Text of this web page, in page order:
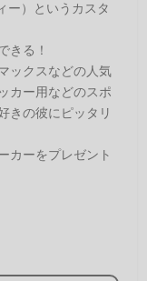
ー）というカスタ
きる！
ックスなどの人気
カー用などのスポ
きの彼にピッタリ
カーをプレゼント